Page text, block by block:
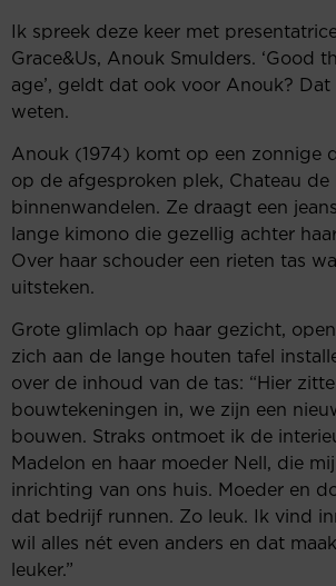
Ik spreek deze keer met
Grace&Us, Anouk Smulders. ‘Good
age’, geldt dat ook voor Anouk?
weten.
Anouk (1974) komt op een zonnige
op de afgesproken plek, Chateau de
binnenwandelen. Ze draagt een
lange kimono die gezellig achter
Over haar schouder een rieten tas
uitsteken.
Grote glimlach op haar gezicht,
zich aan de lange houten tafel
over de inhoud van de tas: “Hier
bouwtekeningen in, we zijn een
bouwen. Straks ontmoet ik de
Madelon en haar moeder Nell, die
inrichting van ons huis. Moeder en
dat bedrijf runnen. Zo leuk. Ik vind
wil alles nét even anders en dat
leuker.”